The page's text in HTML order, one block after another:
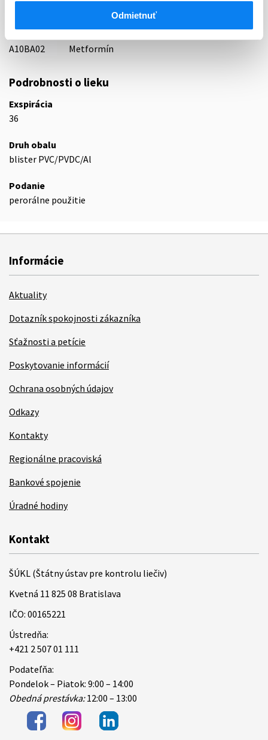
Odmietnuť
výnimkou inzulínov
A10BA02
Metformín
Podrobnosti o lieku
Exspirácia
36
Druh obalu
blister PVC/PVDC/Al
Podanie
perorálne použitie
Informácie
Aktuality
Dotazník spokojnosti zákazníka
Sťažnosti a petície
Poskytovanie informácií
Ochrana osobných údajov
Odkazy
Kontakty
Regionálne pracoviská
Bankové spojenie
Úradné hodiny
Kontakt
ŠÚKL (Štátny ústav pre kontrolu liečiv)
Kvetná 11 825 08 Bratislava
IČO: 00165221
Ústredňa:
+421 2 507 01 111
Podateľňa:
Pondelok – Piatok: 9:00 – 14:00
Obedná prestávka:12:00 – 13:00